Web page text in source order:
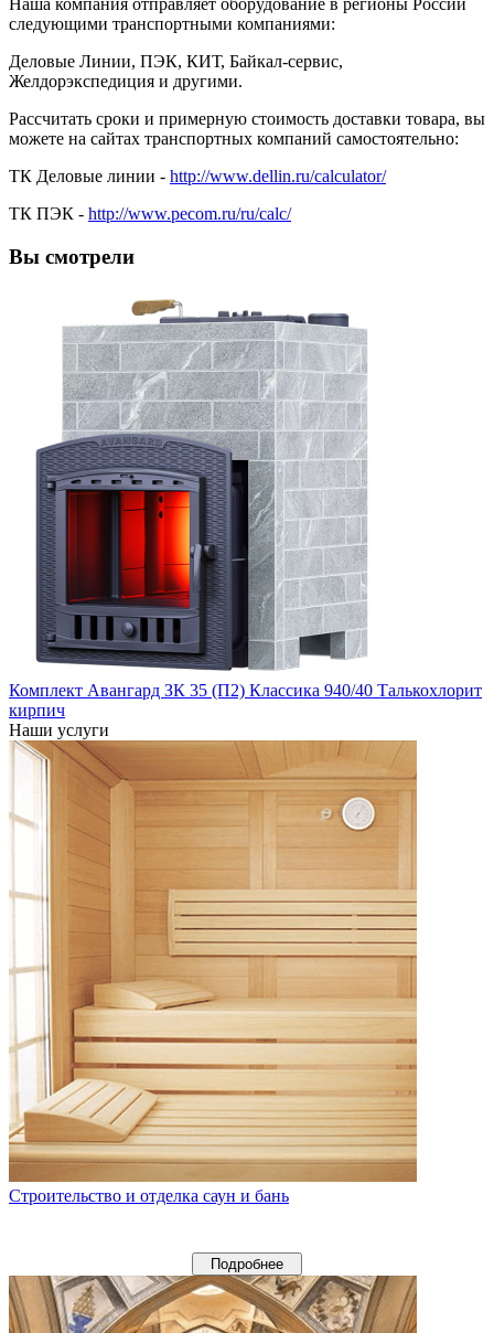
Наша компания отправляет оборудование в регионы России
следующими транспортными компаниями:
Деловые Линии, ПЭК, КИТ, Байкал-сервис,
Желдорэкспедиция и другими.
Рассчитать сроки и примерную стоимость доставки товара, вы
можете на сайтах транспортных компаний самостоятельно:
ТК Деловые линии - http://www.dellin.ru/calculator/
ТК ПЭК - http://www.pecom.ru/ru/calc/
Вы смотрели
Комплект Авангард ЗК 35 (П2) Классика 940/40 Талькохлорит
кирпич
Наши услуги
Строительство и отделка саун и бань
Подробнее